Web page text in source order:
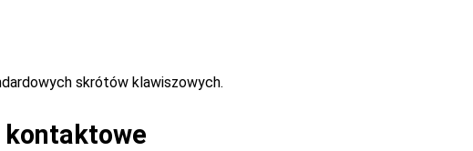
skrótów klawiszowych.